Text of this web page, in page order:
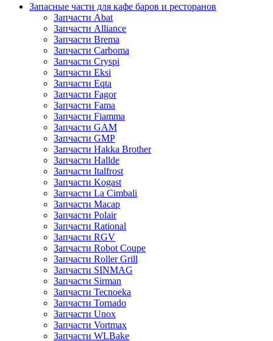
Запасные части для кафе баров и ресторанов
Запчасти Abat
Запчасти Alliance
Запчасти Brema
Запчасти Carboma
Запчасти Cryspi
Запчасти Eksi
Запчасти Eqta
Запчасти Fagor
Запчасти Fama
Запчасти Fiamma
Запчасти GAM
Запчасти GMP
Запчасти Hakka Brother
Запчасти Hallde
Запчасти Italfrost
Запчасти Kogast
Запчасти La Cimbali
Запчасти Macap
Запчасти Polair
Запчасти Rational
Запчасти RGV
Запчасти Robot Coupe
Запчасти Roller Grill
Запчасти SINMAG
Запчасти Sirman
Запчасти Tecnoeka
Запчасти Tornado
Запчасти Unox
Запчасти Vortmax
Запчасти WLBake